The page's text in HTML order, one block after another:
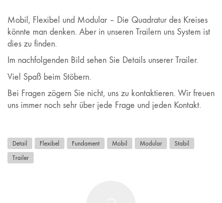
Mobil, Flexibel und Modular – Die Quadratur des Kreises
könnte man denken. Aber in unseren Trailern uns System ist
dies zu finden.
Im nachfolgenden Bild sehen Sie Details unserer Trailer.
Viel Spaß beim Stöbern.
Bei Fragen zögern Sie nicht, uns zu kontaktieren. Wir freuen
uns immer noch sehr über jede Frage und jeden Kontakt.
Detail Flexibel Fundament Mobil Modular
Stabil
Trailer